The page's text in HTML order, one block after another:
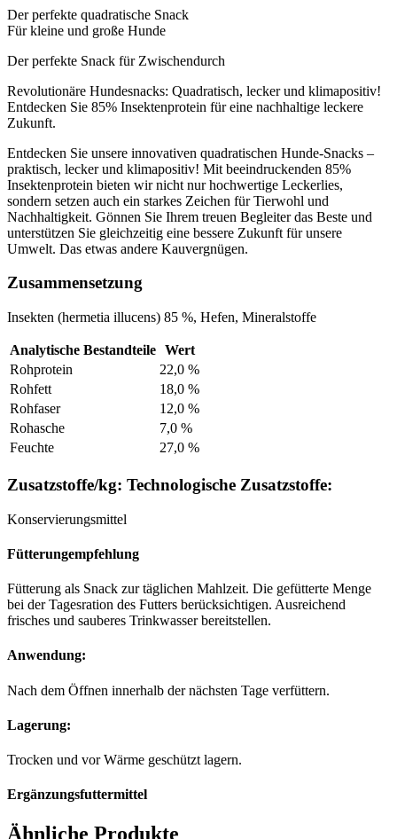
Der perfekte quadratische Snack
Für kleine und große Hunde
Der perfekte Snack für Zwischendurch
Revolutionäre Hundesnacks: Quadratisch, lecker und klimapositiv!
Entdecken Sie 85% Insektenprotein für eine nachhaltige leckere
Zukunft.
Entdecken Sie unsere innovativen quadratischen Hunde-Snacks –
praktisch, lecker und klimapositiv! Mit beeindruckenden 85%
Insektenprotein bieten wir nicht nur hochwertige Leckerlies,
sondern setzen auch ein starkes Zeichen für Tierwohl und
Nachhaltigkeit. Gönnen Sie Ihrem treuen Begleiter das Beste und
unterstützen Sie gleichzeitig eine bessere Zukunft für unsere
Umwelt. Das etwas andere Kauvergnügen.
Zusammensetzung
Insekten (hermetia illucens) 85 %, Hefen, Mineralstoffe
Analytische Bestandteile Wert
Rohprotein
22,0 %
Rohfett
18,0 %
Rohfaser
12,0 %
Rohasche
7,0 %
Feuchte
27,0 %
Zusatzstoffe/kg: Technologische Zusatzstoffe:
Konservierungsmittel
Fütterungempfehlung
Fütterung als Snack zur täglichen Mahlzeit. Die gefütterte Menge
bei der Tagesration des Futters berücksichtigen. Ausreichend
frisches und sauberes Trinkwasser bereitstellen.
Anwendung:
Nach dem Öffnen innerhalb der nächsten Tage verfüttern.
Lagerung:
Trocken und vor Wärme geschützt lagern.
Ergänzungsfuttermittel
Ähnliche Produkte